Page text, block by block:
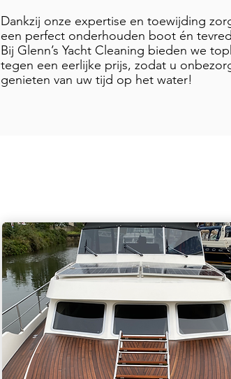
Dankzij onze expertise en toewijding
een perfect onderhouden boot én
Bij Glenn’s Yacht Cleaning bieden we
tegen een eerlijke prijs, zodat u
genieten van uw tijd op het water!